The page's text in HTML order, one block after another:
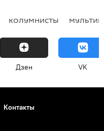
КОЛУМНИСТЫ
Дзен VK
Контакты